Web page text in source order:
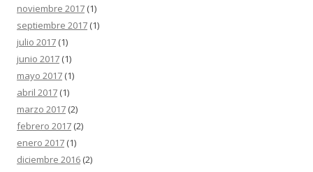
noviembre 2017 (1)
septiembre 2017 (1)
julio 2017 (1)
junio 2017 (1)
mayo 2017 (1)
abril 2017 (1)
marzo 2017 (2)
febrero 2017 (2)
enero 2017 (1)
diciembre 2016 (2)